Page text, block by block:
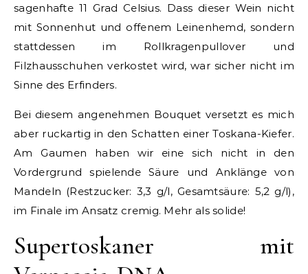
sagenhafte 11 Grad Celsius. Dass dieser Wein nicht
mit Sonnenhut und offenem Leinenhemd, sondern
stattdessen im Rollkragenpullover und
Filzhausschuhen verkostet wird, war sicher nicht im
Sinne des Erfinders.
Bei diesem angenehmen Bouquet versetzt es mich
aber ruckartig in den Schatten einer Toskana-Kiefer.
Am Gaumen haben wir eine sich nicht in den
Vordergrund spielende Säure und Anklänge von
Mandeln (Restzucker: 3,3 g/l, Gesamtsäure: 5,2 g/l),
im Finale im Ansatz cremig. Mehr als solide!
Supertoskaner mit